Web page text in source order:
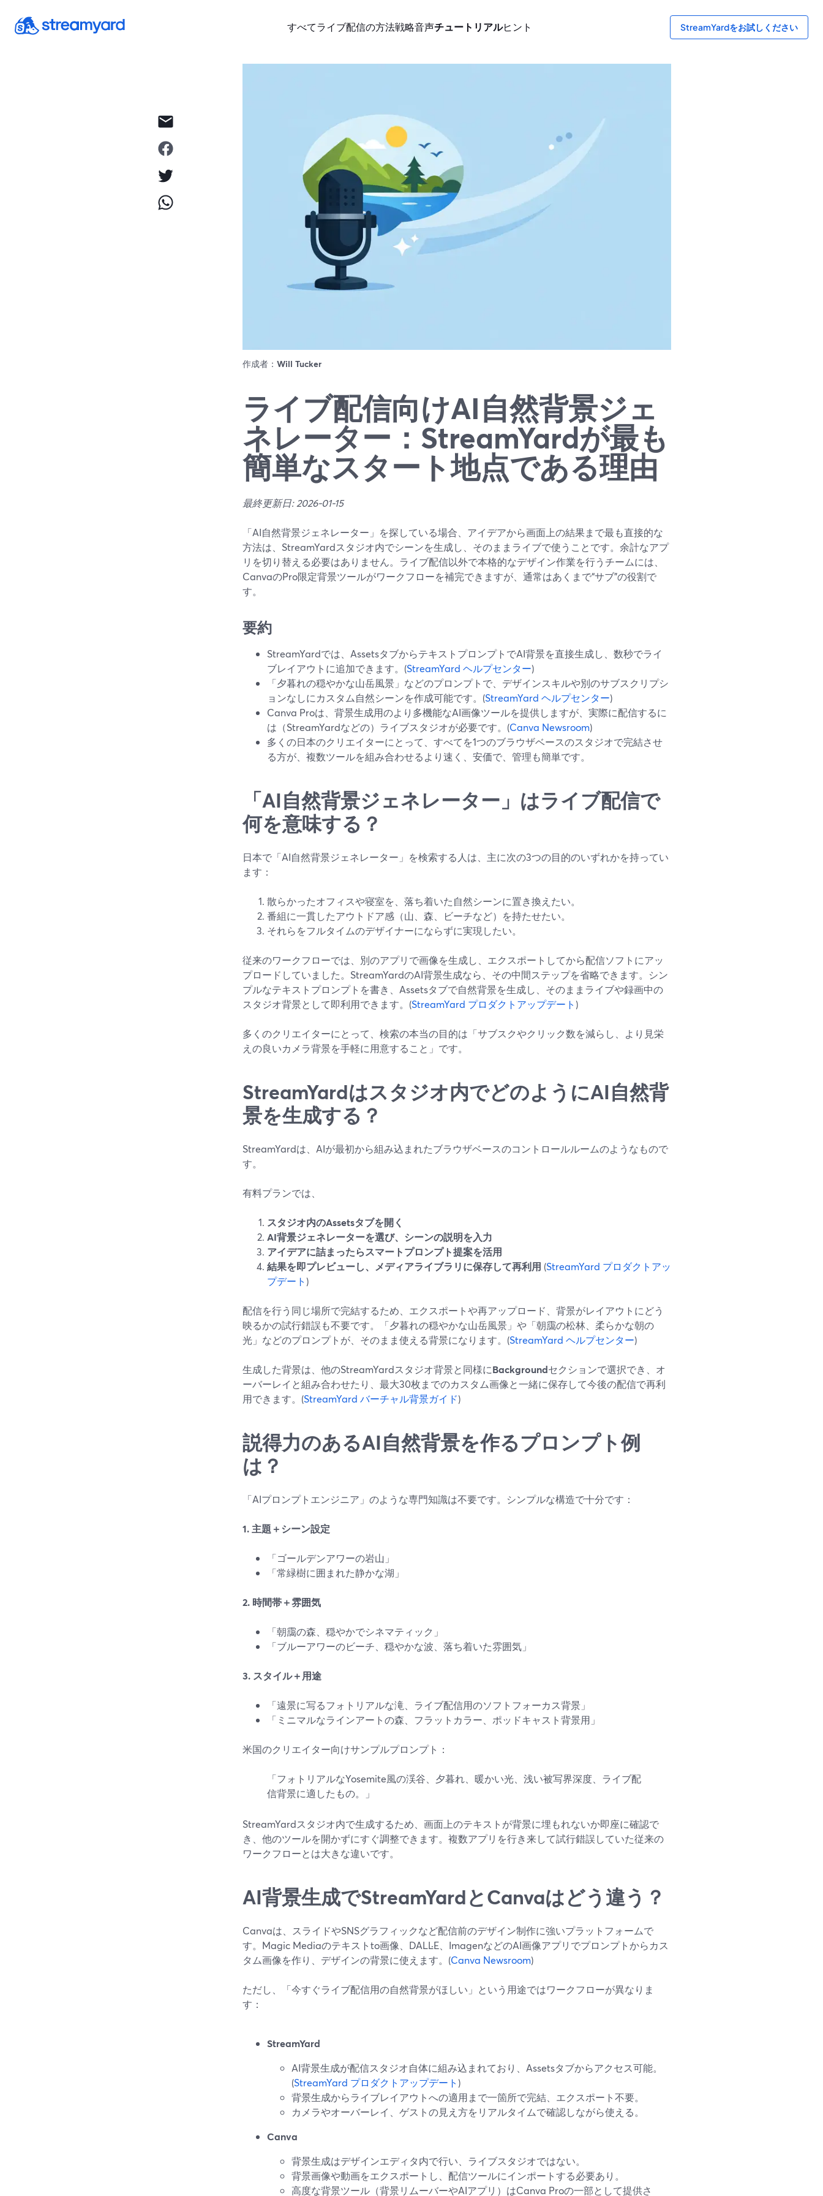
すべてライブ配信の方法戦略音声チュートリアルヒント StreamYardをお試しください
作成者： Will Tucker
ライブ配信向けAI自然背景ジェ
ネレーター：StreamYardが最も
簡単なスタート地点である理由
最終更新日: 2026-01-15
「AI自然背景ジェネレーター」を探している場合、アイデアから画面上の結果まで最も直接的な
方法は、StreamYardスタジオ内でシーンを生成し、そのままライブで使うことです。余計なアプ
リを切り替える必要はありません。ライブ配信以外で本格的なデザイン作業を行うチームには、
CanvaのPro限定背景ツールがワークフローを補完できますが、通常はあくまで“サブ”の役割で
す。
要約
StreamYardでは、AssetsタブからテキストプロンプトでAI背景を直接生成し、数秒でライ
ブレイアウトに追加できます。(StreamYard ヘルプセンター)
「夕暮れの穏やかな山岳風景」などのプロンプトで、デザインスキルや別のサブスクリプシ
ョンなしにカスタム自然シーンを作成可能です。(StreamYard ヘルプセンター)
Canva Proは、背景生成用のより多機能なAI画像ツールを提供しますが、実際に配信するに
は（StreamYardなどの）ライブスタジオが必要です。(Canva Newsroom)
多くの日本のクリエイターにとって、すべてを1つのブラウザベースのスタジオで完結させ
る方が、複数ツールを組み合わせるより速く、安価で、管理も簡単です。
「AI自然背景ジェネレーター」はライブ配信で
何を意味する？
日本で「AI自然背景ジェネレーター」を検索する人は、主に次の3つの目的のいずれかを持ってい
ます：
散らかったオフィスや寝室を、落ち着いた自然シーンに置き換えたい。
番組に一貫したアウトドア感（山、森、ビーチなど）を持たせたい。
それらをフルタイムのデザイナーにならずに実現したい。
従来のワークフローでは、別のアプリで画像を生成し、エクスポートしてから配信ソフトにアッ
プロードしていました。StreamYardのAI背景生成なら、その中間ステップを省略できます。シン
プルなテキストプロンプトを書き、Assetsタブで自然背景を生成し、そのままライブや録画中の
スタジオ背景として即利用できます。(StreamYard プロダクトアップデート )
多くのクリエイターにとって、検索の本当の目的は「サブスクやクリック数を減らし、より見栄
えの良いカメラ背景を手軽に用意すること」です。
StreamYardはスタジオ内でどのようにAI自然背
景を生成する？
StreamYardは、AIが最初から組み込まれたブラウザベースのコントロールルームのようなもので
す。
有料プランでは、
スタジオ内のAssetsタブを開く
AI背景ジェネレーターを選び、シーンの説明を入力
アイデアに詰まったらスマートプロンプト提案を活用
結果を即プレビューし、メディアライブラリに保存して再利用 (StreamYard プロダクトアッ
プデート )
配信を行う同じ場所で完結するため、エクスポートや再アップロード、背景がレイアウトにどう
映るかの試行錯誤も不要です。「夕暮れの穏やかな山岳風景」や「朝靄の松林、柔らかな朝の
光」などのプロンプトが、そのまま使える背景になります。(StreamYard ヘルプセンター)
生成した背景は、他のStreamYardスタジオ背景と同様にBackgroundセクションで選択でき、オ
ーバーレイと組み合わせたり、最大30枚までのカスタム画像と一緒に保存して今後の配信で再利
用できます。(StreamYard バーチャル背景ガイド)
説得力のあるAI自然背景を作るプロンプト例
は？
「AIプロンプトエンジニア」のような専門知識は不要です。シンプルな構造で十分です：
1. 主題＋シーン設定
「ゴールデンアワーの岩山」
「常緑樹に囲まれた静かな湖」
2. 時間帯＋雰囲気
「朝靄の森、穏やかでシネマティック」
「ブルーアワーのビーチ、穏やかな波、落ち着いた雰囲気」
3. スタイル＋用途
「遠景に写るフォトリアルな滝、ライブ配信用のソフトフォーカス背景」
「ミニマルなラインアートの森、フラットカラー、ポッドキャスト背景用」
米国のクリエイター向けサンプルプロンプト：
「フォトリアルなYosemite風の渓谷、夕暮れ、暖かい光、浅い被写界深度、ライブ配
信背景に適したもの。」
StreamYardスタジオ内で生成するため、画面上のテキストが背景に埋もれないか即座に確認で
き、他のツールを開かずにすぐ調整できます。複数アプリを行き来して試行錯誤していた従来の
ワークフローとは大きな違いです。
AI背景生成でStreamYardとCanvaはどう違う？
Canvaは、スライドやSNSグラフィックなど配信前のデザイン制作に強いプラットフォームで
す。Magic Mediaのテキストto画像、DALL·E、ImagenなどのAI画像アプリでプロンプトからカス
タム画像を作り、デザインの背景に使えます。(Canva Newsroom)
ただし、「今すぐライブ配信用の自然背景がほしい」という用途ではワークフローが異なりま
す：
StreamYard
AI背景生成が配信スタジオ自体に組み込まれており、Assetsタブからアクセス可能。
(StreamYard プロダクトアップデート )
背景生成からライブレイアウトへの適用まで一箇所で完結、エクスポート不要。
カメラやオーバーレイ、ゲストの見え方をリアルタイムで確認しながら使える。
Canva
背景生成はデザインエディタ内で行い、ライブスタジオではない。
背景画像や動画をエクスポートし、配信ツールにインポートする必要あり。
高度な背景ツール（背景リムーバーやAIアプリ）はCanva Proの一部として提供さ